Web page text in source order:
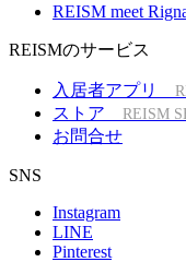
REISM meet
REISMのサービス
入居者アプリ
ストア REISM
お問合せ
SNS
Instagram
LINE
Pinterest